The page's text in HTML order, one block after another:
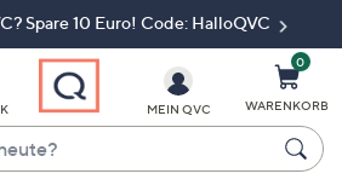
Spare 10 Euro! Code: HalloQVC
MEIN QVC
0
WARENKORB